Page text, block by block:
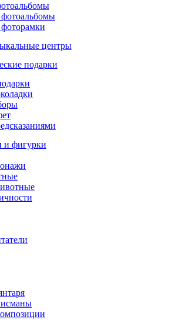
центры
подарки
и фигурки